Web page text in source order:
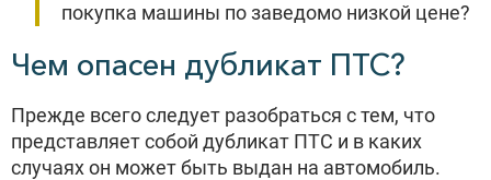
покупка машины по заведомо низкой цене?
Чем опасен дубликат ПТС?
Прежде всего следует разобраться с тем, что
представляет собой дубликат ПТС и в каких
случаях он может быть выдан на автомобиль.